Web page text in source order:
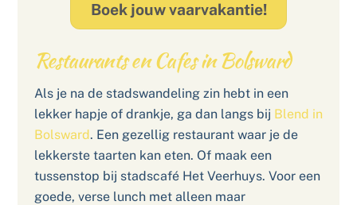
Boek jouw vaarvakantie!
Restaurants en Cafes in Bolsward
Als je na de stadswandeling zin hebt in een
lekker hapje of drankje, ga dan langs bij Blend in
Bolsward. Een gezellig restaurant waar je de
lekkerste taarten kan eten. Of maak een
tussenstop bij stadscafé Het Veerhuys. Voor een
goede, verse lunch met alleen maar